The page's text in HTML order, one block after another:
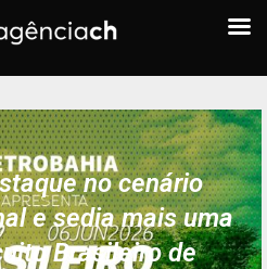
no cenário
e sedia mais uma
Brasileiro de